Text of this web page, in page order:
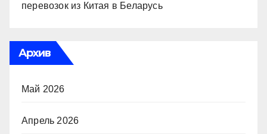
перевозок из Китая в Беларусь
Архив
Май 2026
Апрель 2026